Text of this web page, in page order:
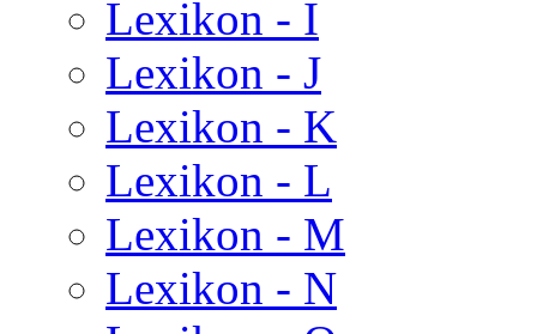
Lexikon - I
Lexikon - J
Lexikon - K
Lexikon - L
Lexikon - M
Lexikon - N